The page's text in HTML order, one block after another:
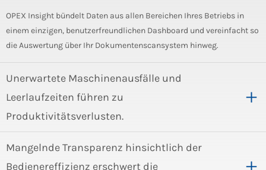
OPEX Insight bündelt Daten aus allen Bereichen Ihres Betriebs in
einem einzigen, benutzerfreundlichen Dashboard und vereinfacht so
die Auswertung über Ihr Dokumentenscansystem hinweg.
Unerwartete Maschinenausfälle und
Leerlaufzeiten führen zu
Produktivitätsverlusten.
Mangelnde Transparenz hinsichtlich der
Bedienereffizienz erschwert die